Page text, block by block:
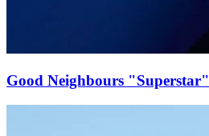
Good Neighbours "Superstar"